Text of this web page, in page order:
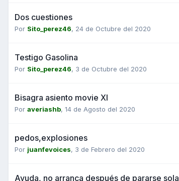
Dos cuestiones
Por Sito_perez46, 24 de Octubre del 2020
Testigo Gasolina
Por Sito_perez46, 3 de Octubre del 2020
Bisagra asiento movie Xl
Por averiashb, 14 de Agosto del 2020
pedos,explosiones
Por juanfevoices, 3 de Febrero del 2020
Ayuda, no arranca después de pararse sola